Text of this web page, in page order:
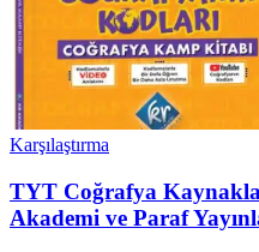
Karşılaştırma
TYT Coğrafya
Akademi ve Paraf